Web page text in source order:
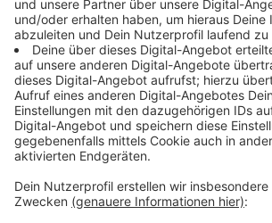
gesicherten Fenstern und Türen, lohnt
Anwesenheit durch Licht vorzugaukeln,
Zeitschaltuhr. Und es ist wichtig,
Menschen oder Fahrzeuge sofort zu
Infostand steht in der
beantwortet von 11 bis 18 Uhr Fragen.
Anzeige